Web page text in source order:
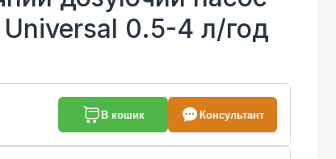
0.5-4 л/год
В кошик Консультант